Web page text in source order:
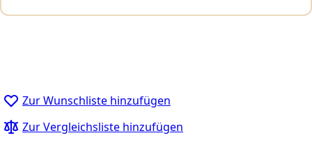
Zur Wunschliste hinzufügen
Zur Vergleichsliste hinzufügen